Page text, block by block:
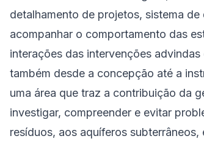
detalhamento de projetos, sistema
acompanhar o comportamento das
interações das intervenções
também desde a concepção até a
uma área que traz a contribuição da
investigar, compreender e evitar
resíduos, aos aquíferos